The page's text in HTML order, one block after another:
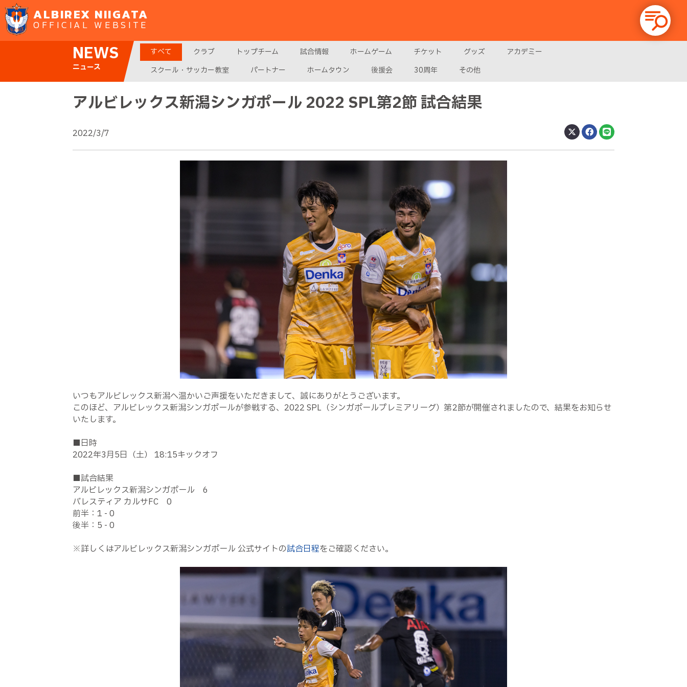
ALBIREX NIIGATA
OFFICIAL WEBSITE
NEWS
ニュース
すべて クラブ トップチーム 試合情報 ホームゲーム チケット グッズ
アカデミー
スクール・サッカー教室
パートナー ホームタウン 後援会 30周年 その他
アルビレックス新潟シンガポール 2022 SPL第2節 試合結果
2022/3/7
いつもアルビレックス新潟へ温かいご声援をいただきまして、誠にありがとうございます。
このほど、アルビレックス新潟シンガポールが参戦する、2022 SPL（シンガポールプレミアリーグ）第2節が開催されましたので、結果をお知らせ
いたします。
■日時
2022年3月5日（土） 18:15キックオフ
■試合結果
アルビレックス新潟シンガポール 6
バレスティア カルサFC 0
前半：1 - 0
後半：5 - 0
※詳しくはアルビレックス新潟シンガポール 公式サイトの試合日程をご確認ください。